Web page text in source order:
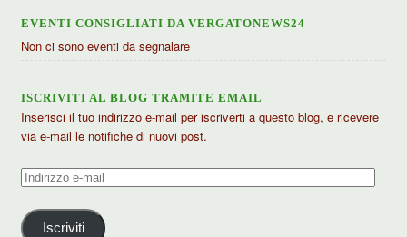
EVENTI CONSIGLIATI DA VERGATONEWS24
Non ci sono eventi da segnalare
ISCRIVITI AL BLOG TRAMITE EMAIL
Inserisci il tuo indirizzo e-mail per iscriverti a questo blog, e ricevere
via e-mail le notifiche di nuovi post.
Indirizzo
mail
Iscriviti